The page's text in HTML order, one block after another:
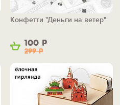
100 Р
299Р
Конфетти "Деньги на ветер"